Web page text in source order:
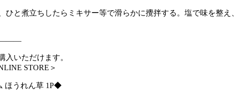
と煮立ちしたらミキサー等で滑らかに攪拌する。塩で味を整
入いただけます。
STORE＞
ほうれん草 1P◆